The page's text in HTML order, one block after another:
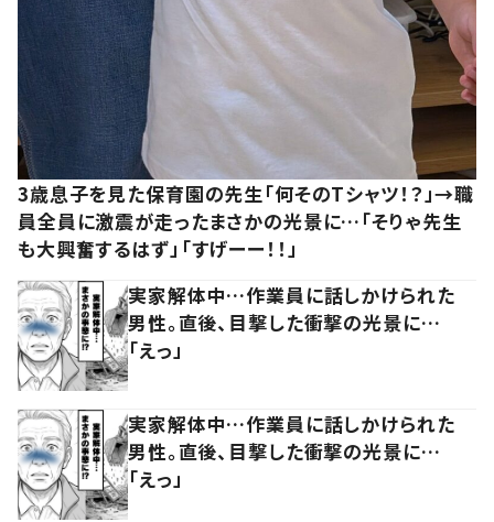
3歳息子を見た保育園の先生「何そのTシャツ！？」→職
員全員に激震が走ったまさかの光景に…「そりゃ先生
も大興奮するはず」「すげーー！！」
実家解体中…作業員に話しかけられた
男性。直後、目撃した衝撃の光景に…
「えっ」
実家解体中…作業員に話しかけられた
男性。直後、目撃した衝撃の光景に…
「えっ」